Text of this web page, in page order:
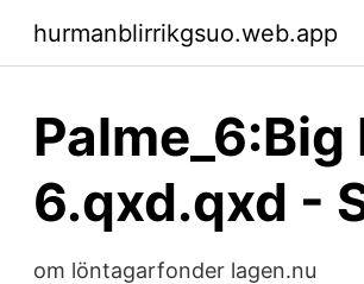
hurmanblirrikgsuo.web.app
6.qxd.qxd -
om löntagarfonder lagen.nu